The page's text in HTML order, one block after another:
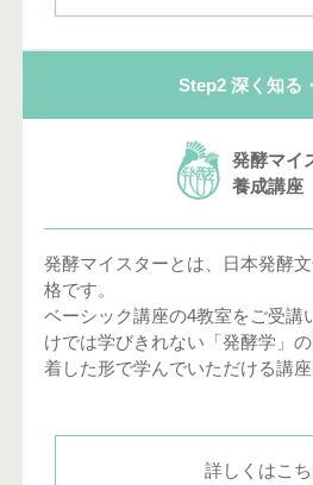
Step2 深く知る
発酵マイ
養成講座
発酵マイスターとは、日本発酵
格です。
ベーシック講座の4教室をご受講
けでは学びきれない「発酵学」
着した形で学んでいただける講座
詳しくはこ